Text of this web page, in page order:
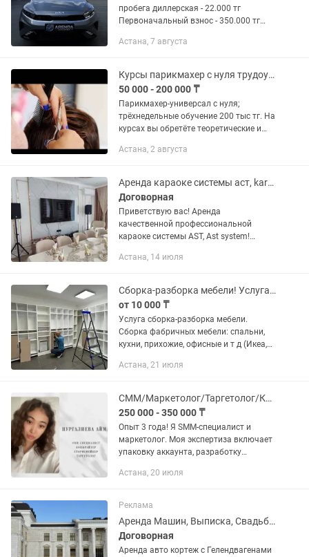
пробега диллерская - 22.000 тг
Первоначальный взнос - 350.000 тг
выкупом, договор заключается на 36
Астана, 7 августа
Курсы парикмахер с нуля трудоустройства
50 000 - 200 000 ₸
Парикмахер-универсал с нуля;
трёхнедельные обучение 200 тыс тг. На
курсах вы обретёте теоретические и
стрижка, детская стрижка, женская
Астана, 2 августа
Аренда караоке системы аст, karaoke ast
Договорная
Приветствую вас! Аренда
качественной профессиональной
караоке системы AST, Ast system!
квартиры, коттеджа, вип кабинки и т.д.
Астана, 14 июля
Сборка-разборка мебели! Услуга мебельщика!
от 10 000 ₸
Услуга сборка-разборка мебели.
Сборка фабричных мебели: спальни,
кухни, прихожие, офисные и т д (Икеа,
АККУРАТНО. Сборка спальные
установка...
Астана, 21 июля
СММ/Маркетолог/Таргетолог/Копирайтер/Сторисмейкер/Мобилограф/Рилссмейкер
250 000 - 350 000 ₸
Опыт 3 года! Я SMM-специалист и
маркетолог. Моя экспертиза включает
упаковку аккаунта, разработку
работу с визуалом и копирайтингом.
Астана, 20 июля
Реклама
Аренда Машин, Выписка, Свадьба, встречи, Самые низкие цены у нас!
Договорная
Аренда авто кортеж с Гелендвагенами